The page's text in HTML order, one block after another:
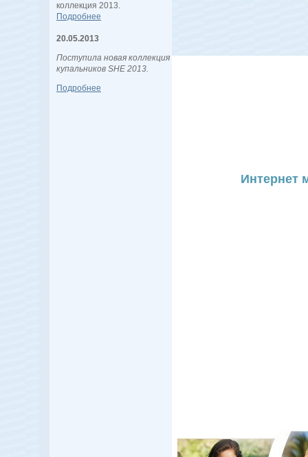
коллекция 2013.
Подробнее
20.05.2013
Поступила новая коллекция
купальников SHE 2013.
Подробнее
Интернет